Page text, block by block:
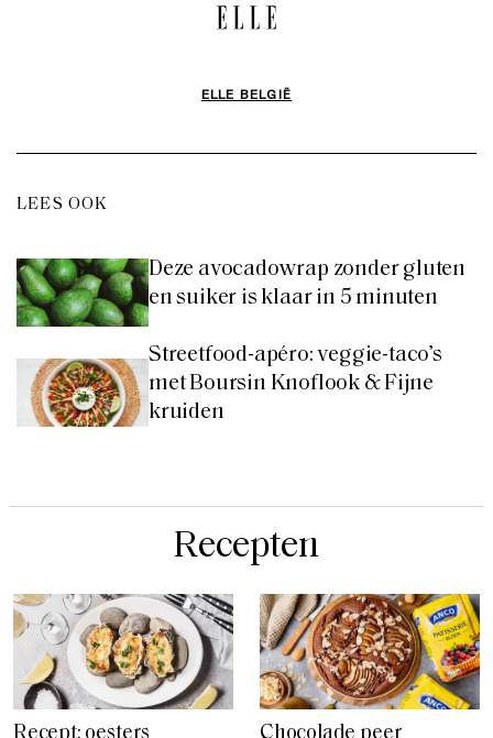
ELLE BELGIË
LEES OOK
Deze avocadowrap zonder gluten
en suiker is klaar in 5 minuten
Streetfood-apéro: veggie-taco’s
met Boursin Knoflook & Fijne
kruiden
Recepten
Recept: oesters